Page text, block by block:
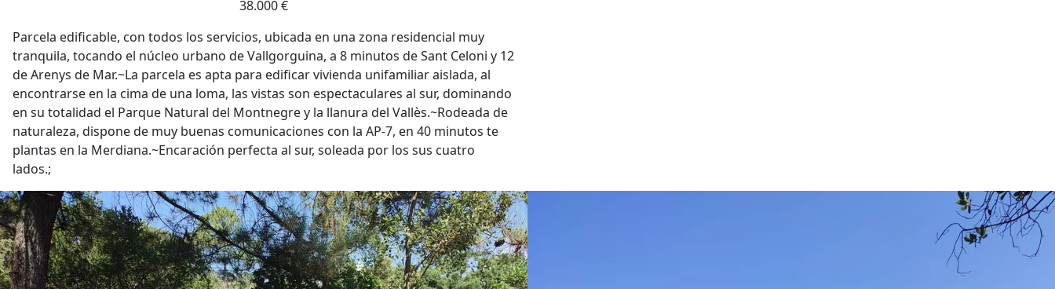
38.000 €
Parcela edificable, con todos los servicios, ubicada en una zona residencial muy
tranquila, tocando el núcleo urbano de Vallgorguina, a 8 minutos de Sant Celoni y 12
de Arenys de Mar.~La parcela es apta para edificar vivienda unifamiliar aislada, al
encontrarse en la cima de una loma, las vistas son espectaculares al sur, dominando
en su totalidad el Parque Natural del Montnegre y la llanura del Vallès.~Rodeada de
naturaleza, dispone de muy buenas comunicaciones con la AP-7, en 40 minutos te
plantas en la Merdiana.~Encaración perfecta al sur, soleada por los sus cuatro
lados.;